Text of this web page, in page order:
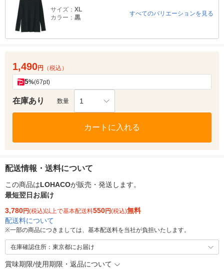
サイズ： XL
カラー： 黒
すべてのバリエーションを見る
1,490円 （税込）
5%(67pt)
在庫あり 数量 1
カートに入れる
配送情報・送料について
この商品はLOHACOが販売・発送します。
最短翌日お届け
3,780円(税込)以上で基本配送料550円(税込)無料
配送料について
※一部の商品につきましては、基本配送料を当社が負担いたします。
在庫確認住所：東京都にお届け
賞味期限/使用期限・返品について